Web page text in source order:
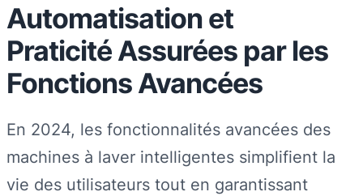
Automatisation et
Praticité Assurées par les
Fonctions Avancées
En 2024, les fonctionnalités avancées des
machines à laver intelligentes simplifient la
vie des utilisateurs tout en garantissant